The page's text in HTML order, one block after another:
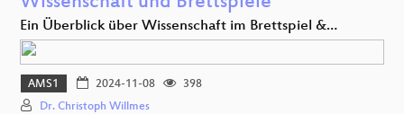
Ein Überblick über Wissenschaft im Brettspiel &…
AMS1 2024-11-08
398
Dr. Christoph Willmes